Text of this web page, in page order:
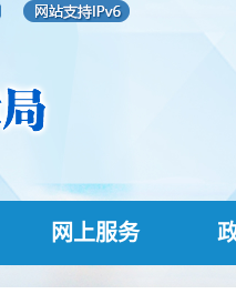
网上服务